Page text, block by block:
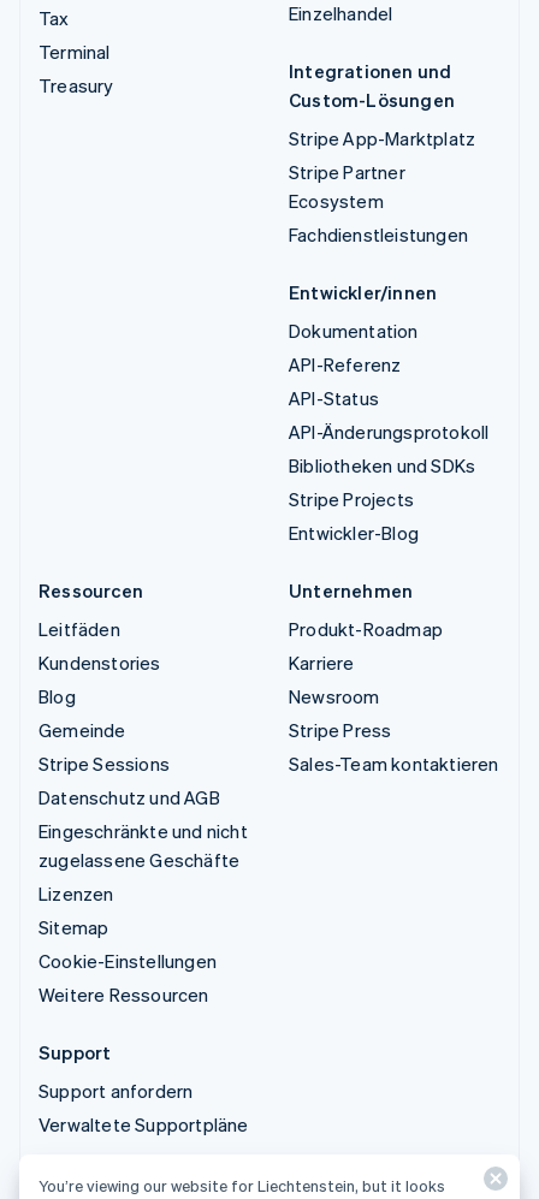
Tax
Terminal
Treasury
Einzelhandel
Integrationen und
Custom-Lösungen
Stripe App-Marktplatz
Stripe Partner
Ecosystem
Fachdienstleistungen
Entwickler/innen
Dokumentation
API-Referenz
API-Status
API-Änderungsprotokoll
Bibliotheken und SDKs
Stripe Projects
Entwickler-Blog
Ressourcen
Leitfäden
Kundenstories
Blog
Gemeinde
Stripe Sessions
Datenschutz und AGB
Eingeschränkte und nicht
zugelassene Geschäfte
Lizenzen
Sitemap
Cookie-Einstellungen
Weitere Ressourcen
Unternehmen
Produkt-Roadmap
Karriere
Newsroom
Stripe Press
Sales-Team kontaktieren
Support
Support anfordern
Verwaltete Supportpläne
© 2026 Stripe, LLC
You’re viewing our website for Liechtenstein, but it looks